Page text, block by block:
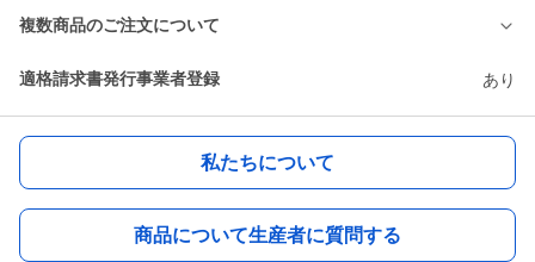
複数商品のご注文について
適格請求書発行事業者登録 あり
私たちについて
商品について生産者に質問する